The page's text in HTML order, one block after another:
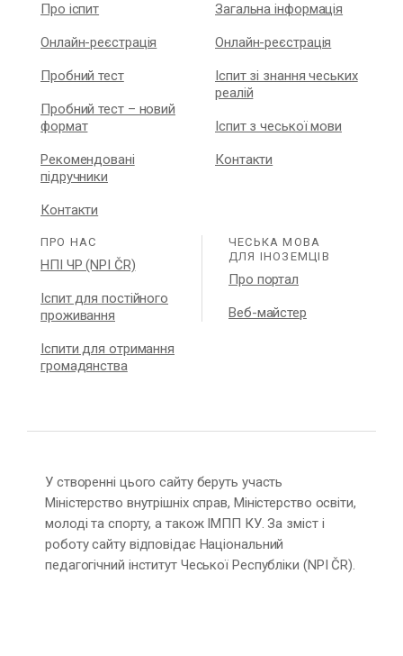
Про іспит
Онлайн-реєстрація
Пробний тест
Пробний тест – новий
формат
Рекомендовані
підручники
Контакти
Загальна інформація
Онлайн-реєстрація
Іспит зі знання чеських
реалій
Іспит з чеської мови
Контакти
ПРО НАС
НПІ ЧР (NPI ČR)
Іспит для постійного
проживання
Іспити для отримання
громадянства
ЧЕСЬКА МОВА
ДЛЯ ІНОЗЕМЦІВ
Про портал
Веб-майстер
У створенні цього сайту беруть участь
Міністерство внутрішніх справ, Міністерство освіти,
молоді та спорту, а також ІМПП КУ. За зміст і
роботу сайту відповідає Національний
педагогічний інститут Чеської Республіки (NPI ČR).